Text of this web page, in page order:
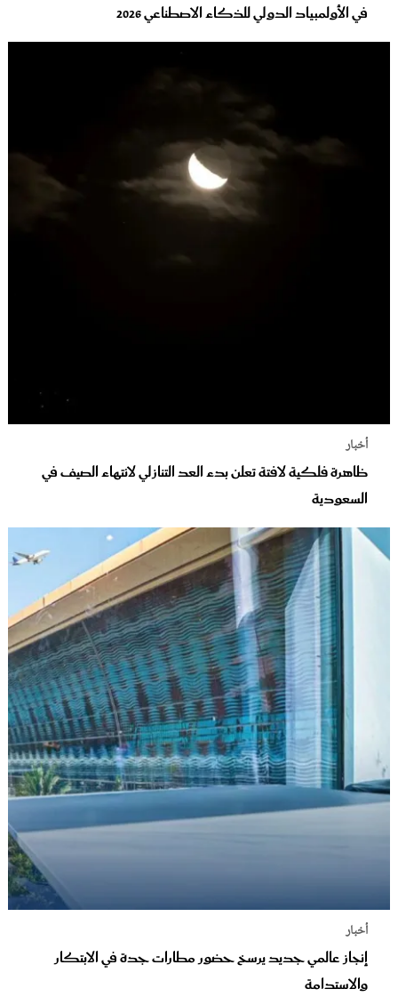
في الأولمبياد الدولي للذكاء الاصطناعي 2026
أخبار
ظاهرة فلكية لافتة تعلن بدء العد التنازلي لانتهاء الصيف في
السعودية
أخبار
إنجاز عالمي جديد يرسخ حضور مطارات جدة في الابتكار
والاستدامة